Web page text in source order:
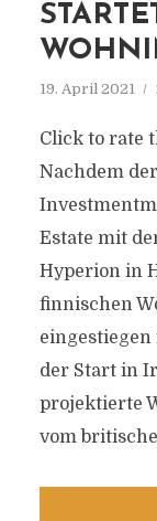
19. April 2021
Click to rate
Nachdem
Estate mit
Hyperion in
finnischen
eingestiegen
der Start in
projektierte
vom